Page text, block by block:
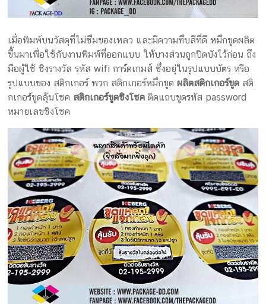
เมื่อพิมพ์บนวัสดุที่ไม่ซึมของเหลว และมีความทึบสีที่ดี หมึกขูดผลิต
ขึ้นมาเพื่อใช้กับงานพิมพ์ที่ออกแบบ ให้บางส่วนถูกปิดบังไว้ก่อน ถึง
มือผู้ใช้ ชิงรางวัล รหัส wifi การ์ดเกมส์ ซึ่งอยุ่ในรูปแบบบัตร หรือ
รูปแบบของ สติกเกอร์ พวก สติกเกอร์หมึกขูดผลิตสติกเกอร์ขูด สติ
กเกอร์ขูดลุ้นโชค สติกเกอร์ขูดชิงโชค ติดแถบขูดรหัส password
หมายเลขชิงโชค